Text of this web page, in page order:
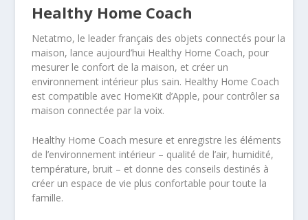
Healthy Home Coach
Netatmo, le leader français des objets connectés pour la
maison, lance aujourd’hui Healthy Home Coach, pour
mesurer le confort de la maison, et créer un
environnement intérieur plus sain. Healthy Home Coach
est compatible avec HomeKit d’Apple, pour contrôler sa
maison connectée par la voix.
Healthy Home Coach mesure et enregistre les éléments
de l’environnement intérieur – qualité de l’air, humidité,
température, bruit – et donne des conseils destinés à
créer un espace de vie plus confortable pour toute la
famille.